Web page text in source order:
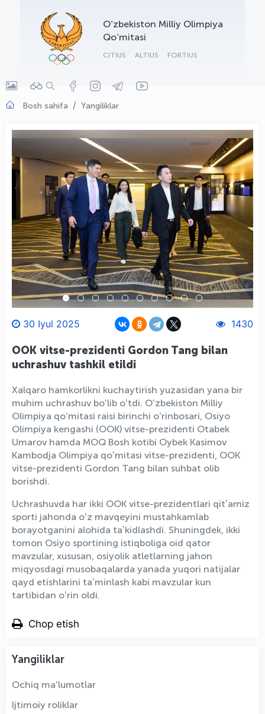
O‘zbekiston Milliy Olimpiya
Qo‘mitasi
CITIUS ALTIUS FORTIUS
Bosh sahifa Yangiliklar
30 Iyul 2025 1430
OOK vitse-prezidenti Gordon Tang bilan
uchrashuv tashkil etildi
Xalqaro hamkorlikni kuchaytirish yuzasidan yana bir
muhim uchrashuv boʻlib oʻtdi. Oʻzbekiston Milliy
Olimpiya qoʻmitasi raisi birinchi oʻrinbosari, Osiyo
Olimpiya kengashi (OOK) vitse-prezidenti Otabek
Umarov hamda MOQ Bosh kotibi Oybek Kasimov
Kambodja Olimpiya qoʻmitasi vitse-prezidenti, OOK
vitse-prezidenti Gordon Tang bilan suhbat olib
borishdi.
Uchrashuvda har ikki OOK vitse-prezidentlari qitʼamiz
sporti jahonda oʻz mavqeyini mustahkamlab
borayotganini alohida taʼkidlashdi. Shuningdek, ikki
tomon Osiyo sportining istiqboliga oid qator
mavzular, xususan, osiyolik atletlarning jahon
miqyosdagi musobaqalarda yanada yuqori natijalar
qayd etishlarini taʼminlash kabi mavzular kun
tartibidan oʻrin oldi.
Chop etish
Yangiliklar
Ochiq ma'lumotlar
Ijtimoiy roliklar
OLYMPCHIK AI - yordamchi
Onlayn · olympic.uz